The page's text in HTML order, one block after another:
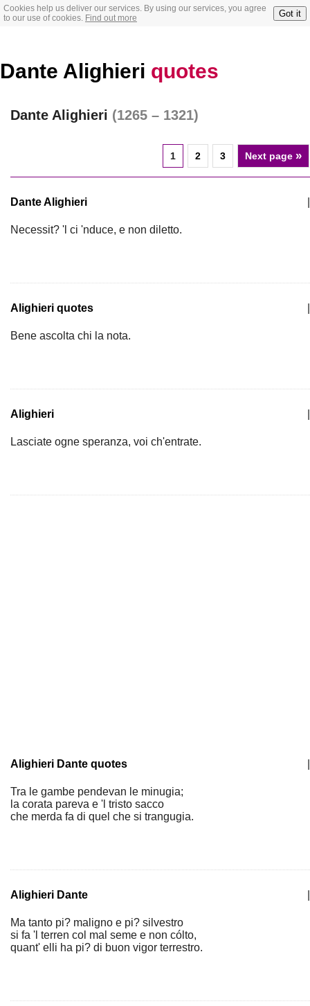
Cookies help us deliver our services. By using our services, you agree
to our use of cookies. Find out more Got it
Dante Alighieri quotes
Dante Alighieri (1265 – 1321)
1 2 3 Next page »
Dante Alighieri
Necessit? 'l ci 'nduce, e non diletto.
Alighieri quotes
Bene ascolta chi la nota.
Alighieri
Lasciate ogne speranza, voi ch'entrate.
Alighieri Dante quotes
Tra le gambe pendevan le minugia;
la corata pareva e 'l tristo sacco
che merda fa di quel che si trangugia.
Alighieri Dante
Ma tanto pi? maligno e pi? silvestro
si fa 'l terren col mal seme e non cólto,
quant' elli ha pi? di buon vigor terrestro.